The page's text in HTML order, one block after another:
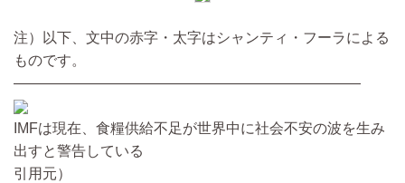
注）以下、文中の赤字・太字はシャンティ・フーラによる
ものです。
————————————————————————
IMFは現在、食糧供給不足が世界中に社会不安の波を生み
出すと警告している
引用元）